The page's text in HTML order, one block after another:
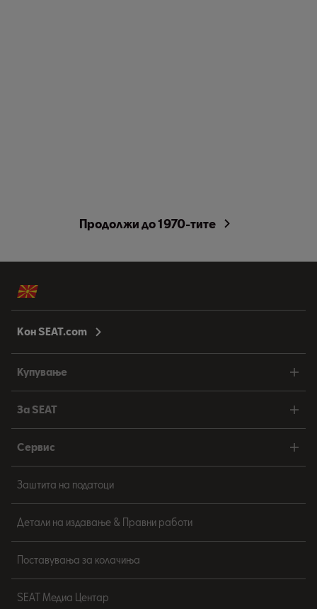
Продолжи до 1970-тите
Кон SEAT.com
Купување
За SEAT
Сервис
Заштита на податоци
Детали на издавање & Правни работи
Поставувања за колачиња
SEAT Медиа Центар